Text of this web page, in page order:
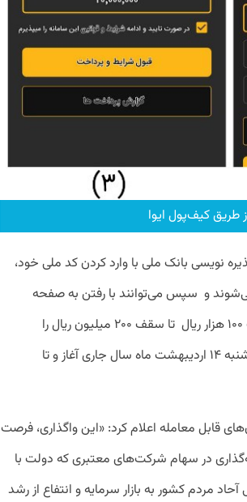
طریق کیف‌پول ایوا
نویسی بانک ملی با وارد کردن کد ملی خود،
و سپس می‌توانند با رفتن به صفحه
انتخاب سهم، سهام مورد نظر خود با ضریب ۱۰۰ هزار ریال تا سقف ۲۰۰ میلیون ریال را
خریداری کنند. پذیره نویسی از بامداد روز یکشنبه ۱۴ اردیبهشت ماه سال جاری آغاز و تا
قابل معامله اعلام کرد: «این واگذاری، فرصت
در سهام شرکت‌های معتبری که دولت با
مردم کشور به بازار سرمایه و انتفاع از رشد